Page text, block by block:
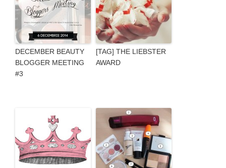
DECEMBER BEAUTY
BLOGGER MEETING
#3
[TAG] THE LIEBSTER
AWARD